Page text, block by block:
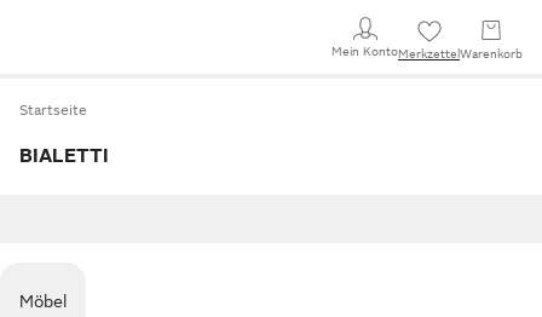
Mein KontoMerkzettel Warenkorb
Startseite
BIALETTI
Möbel